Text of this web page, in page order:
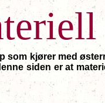
som kjører med
siden er at